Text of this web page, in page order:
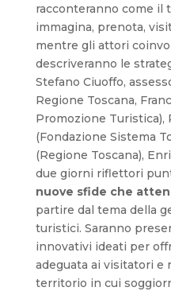
racconteranno come il
immagina, prenota,
mentre gli attori
descriveranno le
Stefano Ciuoffo,
Regione Toscana,
Promozione Turistica),
(Fondazione Sistema
(Regione Toscana),
due giorni riflettori
nuove sfide che
partire dal tema della
turistici. Saranno
innovativi ideati per
adeguata ai visitatori e
territorio in cui